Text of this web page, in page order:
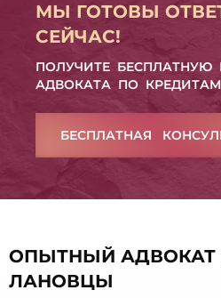
МЫ ГОТОВЫ
СЕЙЧАС!
ПОЛУЧИТЕ БЕСПЛАТНУЮ
АДВОКАТА ПО КРЕДИТАМ
БЕСПЛАТНАЯ
ОПЫТНЫЙ АДВОКАТ
ЛАНОВЦЫ